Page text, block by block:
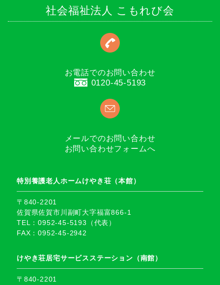
社会福祉法人 こもれび会
お電話でのお問い合わせ
0120-45-5193
メールでのお問い合わせ
お問い合わせフォームへ
特別養護老人ホームけやき荘（本館）
〒840-2201
佐賀県佐賀市川副町大字福富866-1
TEL：0952-45-5193（代表）
FAX：0952-45-2942
けやき荘居宅サービスステーション（南館）
〒840-2201